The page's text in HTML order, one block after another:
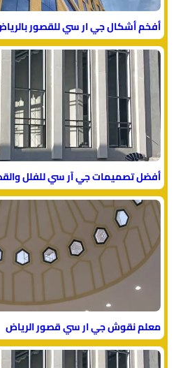
أفخم أشكال جي ار سي للقصور
أفضل تصميمات جي آر سي للفلل
معلم نقوش جي ار سي قصور الرياض